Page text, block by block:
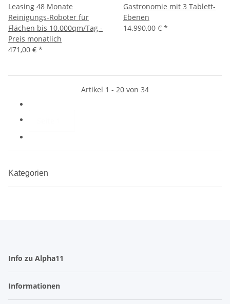
Leasing 48 Monate
Reinigungs-Roboter für
Flächen bis 10.000qm/Tag -
Preis monatlich
471,00 € *
Gastronomie mit 3 Tablett-
Ebenen
14.990,00 € *
Artikel 1 - 20 von 34
Kategorien
Info zu Alpha11
Informationen